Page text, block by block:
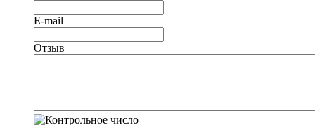
E-mail
Отзыв